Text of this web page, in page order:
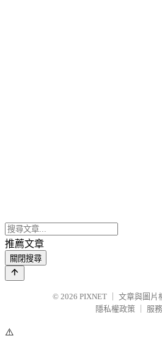
推薦文章
關閉搜尋
© 2026 PIXNET
文章與圖片
隱私權政策
服
⚠️